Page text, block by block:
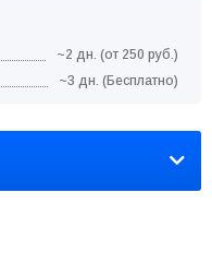
~2 дн. (от 250 руб.)
~3 дн. (Бесплатно)